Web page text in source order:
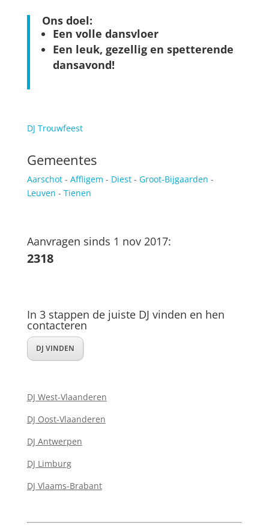
Ons doel:
Een volle dansvloer
Een leuk, gezellig en spetterende
dansavond!
DJ Trouwfeest
Gemeentes
Aarschot- Affligem - Diest- Groot-Bijgaarden -
Leuven - Tienen
Aanvragen sinds 1 nov 2017:
2318
In 3 stappen de juiste DJ vinden en hen
contacteren
DJ VINDEN
DJ West-Vlaanderen
DJ Oost-Vlaanderen
DJ Antwerpen
DJ Limburg
DJ Vlaams-Brabant